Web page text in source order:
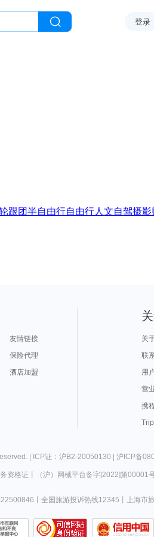
登录
跟团半自由行自由行人文自驾摄影
友情链接
保险代理
酒店加盟
关
联
用
营
携
| ICP证：沪B2-20050130 | 沪ICP备
资格证 （沪）网械平台备字[2022]第00001
全国旅游投诉热线12345 上海市